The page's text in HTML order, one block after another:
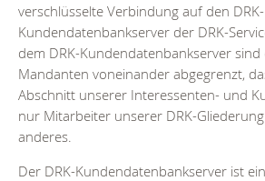
verschlüsselte Verbindung auf den DRK-
Kundendatenbankserver der DRK-
dem DRK-Kundendatenbankserver
Mandanten voneinander abgegrenzt,
Abschnitt unserer Interessenten- und
nur Mitarbeiter unserer DRK-
anderes.
Der DRK-Kundendatenbankserver ist